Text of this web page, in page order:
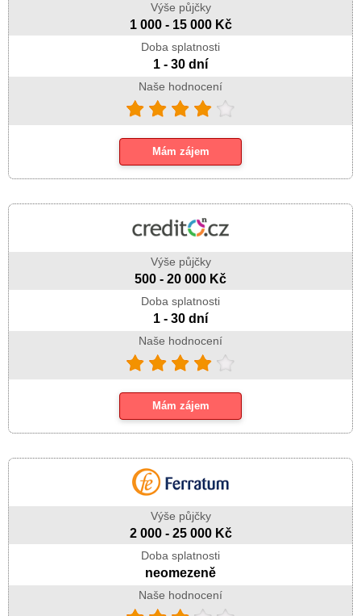
Výše půjčky
1 000 - 15 000 Kč
Doba splatnosti
1 - 30 dní
Naše hodnocení
Mám zájem
Výše půjčky
500 - 20 000 Kč
Doba splatnosti
1 - 30 dní
Naše hodnocení
Mám zájem
Výše půjčky
2 000 - 25 000 Kč
Doba splatnosti
neomezeně
Naše hodnocení